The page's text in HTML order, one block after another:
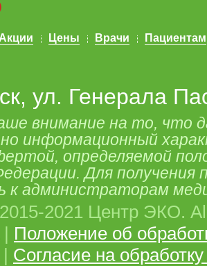
Акции Цены Врачи Пациентам
ул. Генерала
внимание на то, что
информационный
определяемой
Для
к администраторам
2021 Центр ЭКО.
| Положение об
| Согласие на